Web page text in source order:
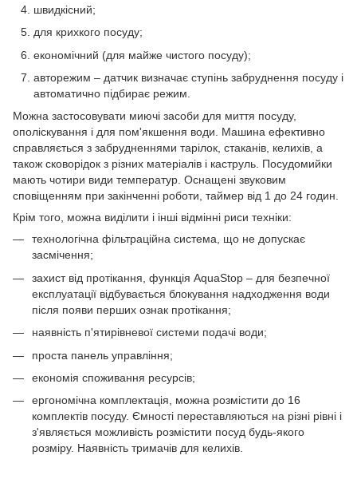
швидкісний;
для крихкого посуду;
економічний (для майже чистого посуду);
авторежим – датчик визначає ступінь забруднення посуду і
автоматично підбирає режим.
Можна застосовувати миючі засоби для миття посуду,
ополіскування і для пом'якшення води. Машина ефективно
справляється з забрудненнями тарілок, стаканів, келихів, а
також сковорідок з різних матеріалів і каструль. Посудомийки
мають чотири види температур. Оснащені звуковим
сповіщенням при закінченні роботи, таймер від 1 до 24 годин.
Крім того, можна виділити і інші відмінні риси техніки:
технологічна фільтраційна система, що не допускає
засмічення;
захист від протікання, функція AquaStop – для безпечної
експлуатації відбувається блокування надходження води
після появи перших ознак протікання;
наявність п'ятирівневої системи подачі води;
проста панель управління;
економія споживання ресурсів;
ергономічна комплектація, можна розмістити до 16
комплектів посуду. Ємності переставляються на різні рівні і
з'являється можливість розмістити посуд будь-якого
розміру. Наявність тримачів для келихів.